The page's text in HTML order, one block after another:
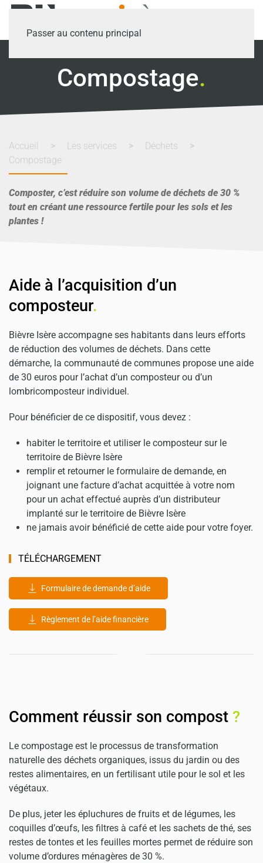
Passer au contenu principal
Compostage.
Accueil Les services
Déchets
Compostage
Composter, c’est réduire son volume de déchets de 30 %
tout en créant une ressource fertile pour les sols et les
plantes !
Aide à l’acquisition d’un
composteur.
Bièvre Isère accompagne ses habitants dans leurs efforts
de réduction des volumes de déchets. Dans cette
démarche, la communauté de communes propose une aide
de 30 euros pour l’achat d’un composteur ou d’un
lombricomposteur individuel.
Pour bénéficier de ce dispositif, vous devez :
habiter le territoire et utiliser le composteur sur le
territoire de Bièvre Isère
remplir et retourner le formulaire de demande, en
joignant une facture d’achat acquittée à votre nom
pour un achat effectué auprès d’un distributeur
implanté sur le territoire de Bièvre Isère
ne jamais avoir bénéficié de cette aide pour votre foyer.
TÉLÉCHARGEMENT
Formulaire de demande d’aide
Règlement de l’aide financière
Comment réussir son compost ?
Le compostage est le processus de transformation
naturelle des déchets organiques, issus du jardin ou des
restes alimentaires, en un fertilisant utile pour le sol et les
végétaux.
De plus, jeter les épluchures de fruits et de légumes, les
coquilles d’œufs, les filtres à café et les sachets de thé, ses
restes de tontes et les feuilles mortes permet de réduire son
volume d’ordures ménagères de 30 %.